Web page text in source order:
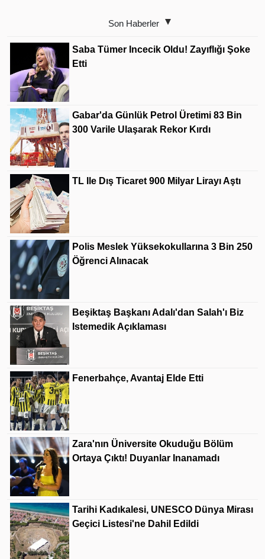
Son Haberler
Saba Tümer Incecik Oldu! Zayıflığı Şoke
Etti
Gabar'da Günlük Petrol Üretimi 83 Bin
300 Varile Ulaşarak Rekor Kırdı
TL Ile Dış Ticaret 900 Milyar Lirayı Aştı
Polis Meslek Yüksekokullarına 3 Bin 250
Öğrenci Alınacak
Beşiktaş Başkanı Adalı'dan Salah'ı Biz
Istemedik Açıklaması
Fenerbahçe, Avantaj Elde Etti
Zara'nın Üniversite Okuduğu Bölüm
Ortaya Çıktı! Duyanlar Inanamadı
Tarihi Kadıkalesi, UNESCO Dünya Mirası
Geçici Listesi'ne Dahil Edildi